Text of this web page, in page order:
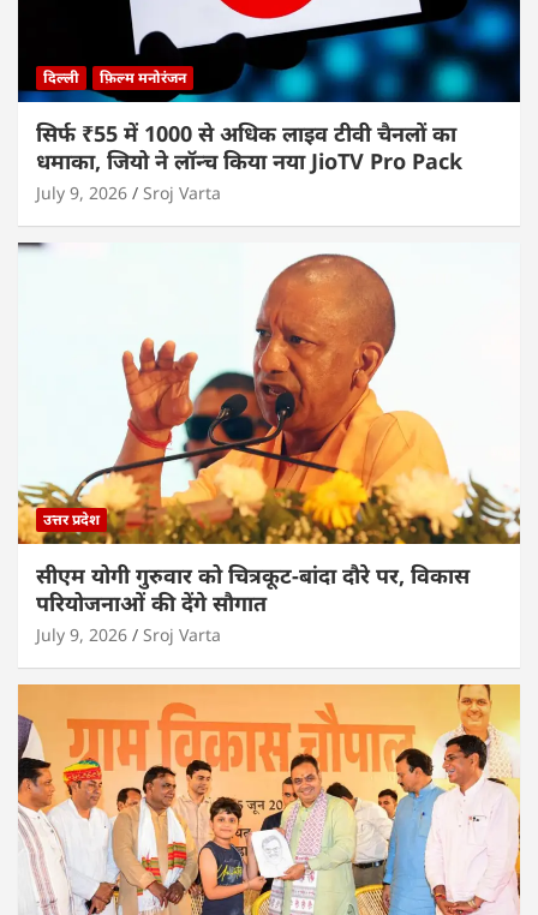
दिल्ली फ़िल्म मनोरंजन
सिर्फ ₹55 में 1000 से अधिक लाइव टीवी चैनलों का
धमाका, जियो ने लॉन्च किया नया JioTV Pro Pack
July 9, 2026 Sroj Varta
उत्तर प्रदेश
सीएम योगी गुरुवार को चित्रकूट-बांदा दौरे पर, विकास
परियोजनाओं की देंगे सौगात
July 9, 2026 Sroj Varta